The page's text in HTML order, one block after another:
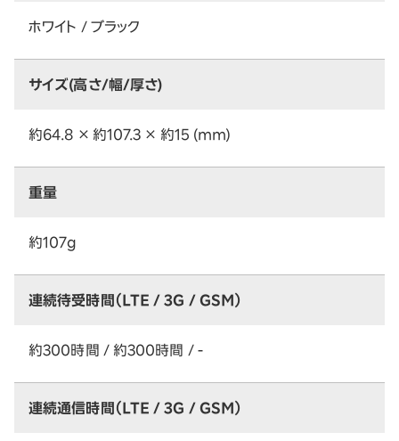
ホワイト / ブラック
サイズ(高さ/幅/厚さ)
約64.8 × 約107.3 × 約15 (mm)
重量
約107g
連続待受時間（LTE / 3G / GSM）
約300時間 / 約300時間 / -
連続通信時間（LTE / 3G / GSM）